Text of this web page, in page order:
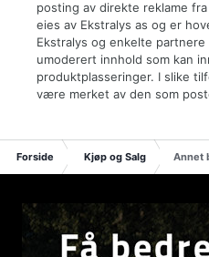
posting av direkte reklame
eies av Ekstralys as og er
Ekstralys og enkelte
umoderert innhold som kan
produktplasseringer. I slike
være merket av den som
Forside Kjøp og Salg Annet